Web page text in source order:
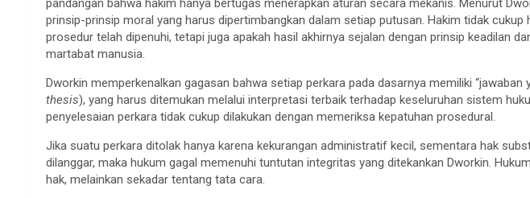
pandangan bahwa hakim hanya bertugas menerapkan aturan secara mekanis. Menurut
prinsip-prinsip moral yang harus dipertimbangkan dalam setiap putusan. Hakim tidak cukup
prosedur telah dipenuhi, tetapi juga apakah hasil akhirnya sejalan dengan prinsip keadilan
martabat manusia.
Dworkin memperkenalkan gagasan bahwa setiap perkara pada dasarnya memiliki “jawaban
thesis), yang harus ditemukan melalui interpretasi terbaik terhadap keseluruhan sistem
penyelesaian perkara tidak cukup dilakukan dengan memeriksa kepatuhan prosedural.
Jika suatu perkara ditolak hanya karena kekurangan administratif kecil, sementara hak
dilanggar, maka hukum gagal memenuhi tuntutan integritas yang ditekankan Dworkin.
hak, melainkan sekadar tentang tata cara.